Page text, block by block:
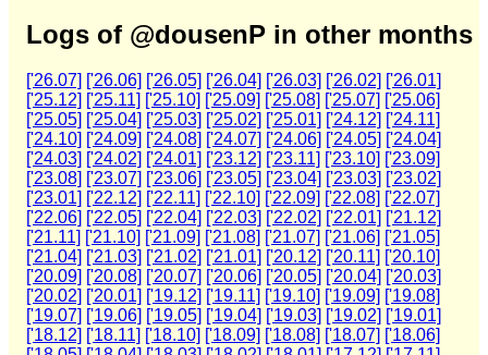
Logs of @dousenP in other months
['26.07] ['26.06] ['26.05] ['26.04] ['26.03] ['26.02] ['26.01]
['25.12] ['25.11] ['25.10] ['25.09] ['25.08] ['25.07] ['25.06]
['25.05] ['25.04] ['25.03] ['25.02] ['25.01] ['24.12] ['24.11]
['24.10] ['24.09] ['24.08] ['24.07] ['24.06] ['24.05] ['24.04]
['24.03] ['24.02] ['24.01] ['23.12] ['23.11] ['23.10] ['23.09]
['23.08] ['23.07] ['23.06] ['23.05] ['23.04] ['23.03] ['23.02]
['23.01] ['22.12] ['22.11] ['22.10] ['22.09] ['22.08] ['22.07]
['22.06] ['22.05] ['22.04] ['22.03] ['22.02] ['22.01] ['21.12]
['21.11] ['21.10] ['21.09] ['21.08] ['21.07] ['21.06] ['21.05]
['21.04] ['21.03] ['21.02] ['21.01] ['20.12] ['20.11] ['20.10]
['20.09] ['20.08] ['20.07] ['20.06] ['20.05] ['20.04] ['20.03]
['20.02] ['20.01] ['19.12] ['19.11] ['19.10] ['19.09] ['19.08]
['19.07] ['19.06] ['19.05] ['19.04] ['19.03] ['19.02] ['19.01]
['18.12] ['18.11] ['18.10] ['18.09] ['18.08] ['18.07] ['18.06]